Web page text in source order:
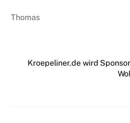
Thomas
Kroepeliner.de wird Sponsor